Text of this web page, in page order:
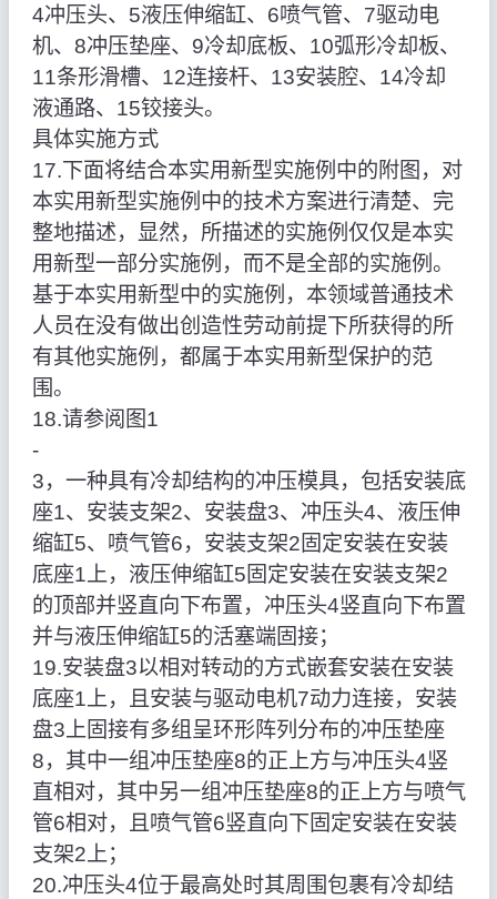
4冲压头、5液压伸缩缸、6喷气管、7驱动电
机、8冲压垫座、9冷却底板、10弧形冷却板、
11条形滑槽、12连接杆、13安装腔、14冷却
液通路、15铰接头。
具体实施方式
17.下面将结合本实用新型实施例中的附图，对
本实用新型实施例中的技术方案进行清楚、完
整地描述，显然，所描述的实施例仅仅是本实
用新型一部分实施例，而不是全部的实施例。
基于本实用新型中的实施例，本领域普通技术
人员在没有做出创造性劳动前提下所获得的所
有其他实施例，都属于本实用新型保护的范
围。
18.请参阅图1
‑
3，一种具有冷却结构的冲压模具，包括安装底
座1、安装支架2、安装盘3、冲压头4、液压伸
缩缸5、喷气管6，安装支架2固定安装在安装
底座1上，液压伸缩缸5固定安装在安装支架2
的顶部并竖直向下布置，冲压头4竖直向下布置
并与液压伸缩缸5的活塞端固接；
19.安装盘3以相对转动的方式嵌套安装在安装
底座1上，且安装与驱动电机7动力连接，安装
盘3上固接有多组呈环形阵列分布的冲压垫座
8，其中一组冲压垫座8的正上方与冲压头4竖
直相对，其中另一组冲压垫座8的正上方与喷气
管6相对，且喷气管6竖直向下固定安装在安装
支架2上；
20.冲压头4位于最高处时其周围包裹有冷却结